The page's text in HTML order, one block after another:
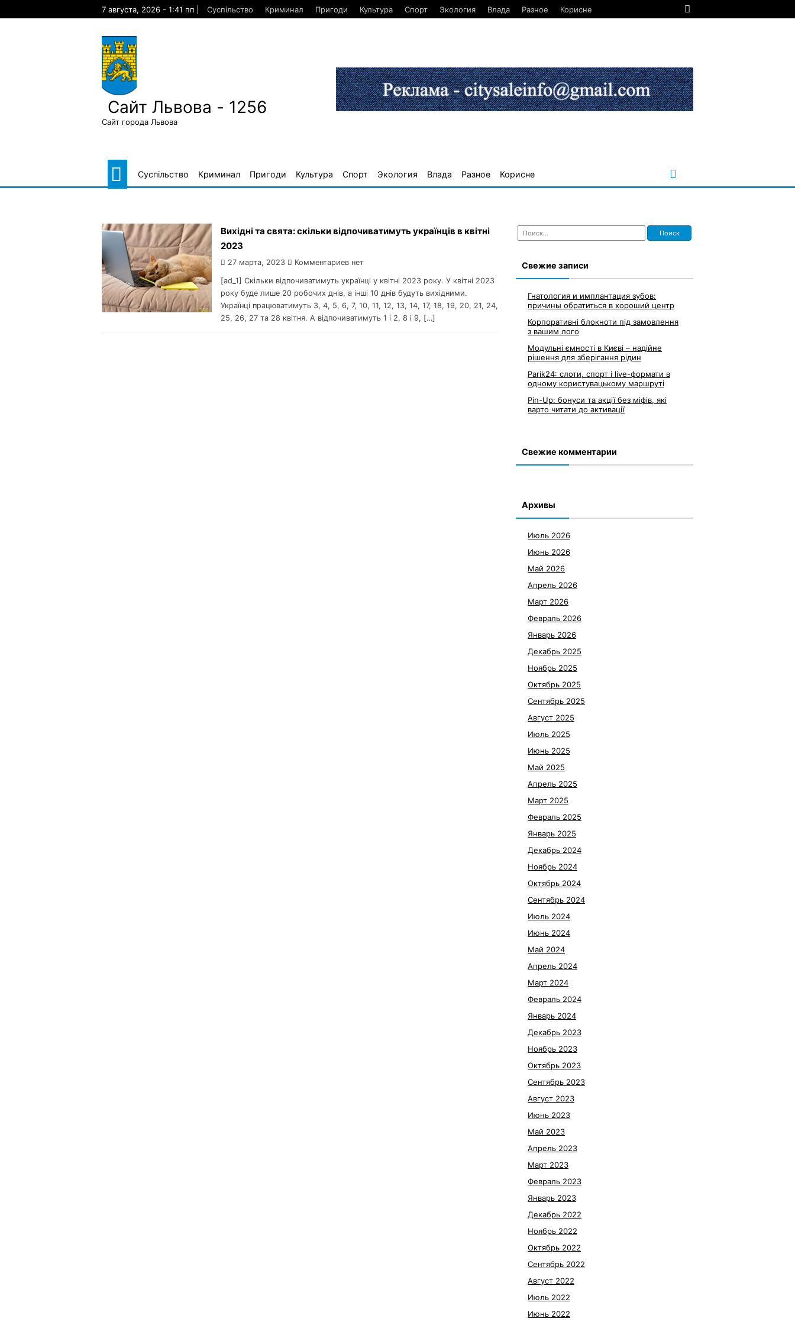
7 августа, 2026 - 1:41 пп Суспільство Криминал Пригоди Культура Спорт Экология Влада Разное Корисне
Сайт Львова - 1256
Сайт города Львова
Суспільство Криминал Пригоди Культура Спорт Экология Влада Разное Корисне
Вихідні та свята: скільки відпочиватимуть українців в квітні
2023
27 марта, 2023 Комментариев нет
[ad_1] Скільки відпочиватимуть українці у квітні 2023 року. У квітні 2023
року буде лише 20 робочих днів, а інші 10 днів будуть вихідними.
Українці працюватимуть 3, 4, 5, 6, 7, 10, 11, 12, 13, 14, 17, 18, 19, 20, 21, 24,
25, 26, 27 та 28 квітня. А відпочиватимуть 1 і 2, 8 і 9, […]
Найти:
Свежие записи
Гнатология и имплантация зубов:
причины обратиться в хороший центр
Корпоративні блокноти під замовлення
з вашим лого
Модульні ємності в Києві – надійне
рішення для зберігання рідин
Parik24: слоти, спорт і live-формати в
одному користувацькому маршруті
Pin-Up: бонуси та акції без міфів, які
варто читати до активації
Свежие комментарии
Архивы
Июль 2026
Июнь 2026
Май 2026
Апрель 2026
Март 2026
Февраль 2026
Январь 2026
Декабрь 2025
Ноябрь 2025
Октябрь 2025
Сентябрь 2025
Август 2025
Июль 2025
Июнь 2025
Май 2025
Апрель 2025
Март 2025
Февраль 2025
Январь 2025
Декабрь 2024
Ноябрь 2024
Октябрь 2024
Сентябрь 2024
Июль 2024
Июнь 2024
Май 2024
Апрель 2024
Март 2024
Февраль 2024
Январь 2024
Декабрь 2023
Ноябрь 2023
Октябрь 2023
Сентябрь 2023
Август 2023
Июнь 2023
Май 2023
Апрель 2023
Март 2023
Февраль 2023
Январь 2023
Декабрь 2022
Ноябрь 2022
Октябрь 2022
Сентябрь 2022
Август 2022
Июль 2022
Июнь 2022